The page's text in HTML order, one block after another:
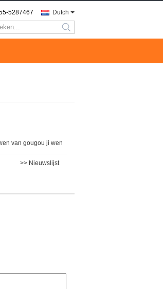
Dutch
5287467
search
van gougou ji wen
>> Nieuwslijst